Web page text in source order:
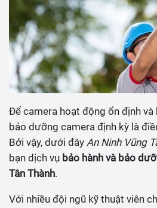
Để camera hoạt động ổn định và
bảo dưỡng camera định kỳ là
Bởi vậy, dưới đây An Ninh Vũng
bạn dịch vụ bảo hành và bảo
Tân Thành.
Với nhiều đội ngũ kỹ thuật viên